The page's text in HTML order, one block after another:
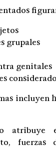
grupales
genitales
incluyen
atribuye
fuerzas